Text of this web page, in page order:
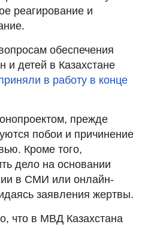
реагирование и
обеспечения
и детей в Казахстане
в работу в конце
прежде
побои и причинение
Кроме того,
дело на основании
в СМИ или онлайн-
заявления жертвы.
что в МВД Казахстана